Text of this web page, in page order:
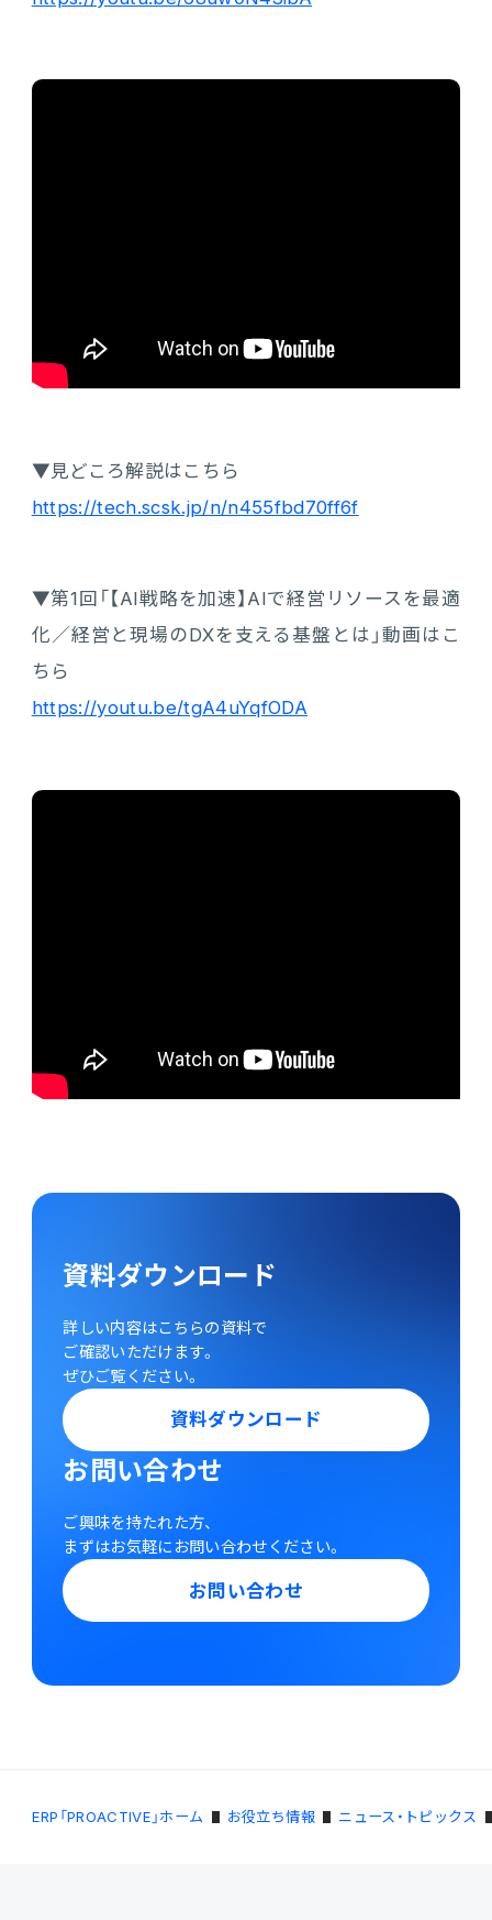
▼見どころ解説はこちら
https://tech.scsk.jp/n/n455fbd70ff6f
▼第1回「【AI戦略を加速】AIで経営リソースを最適
化／経営と現場のDXを支える基盤とは」動画はこ
ちら
https://youtu.be/tgA4uYqfODA
資料ダウンロード
詳しい内容はこちらの資料で
ご確認いただけます。
ぜひご覧ください。
資料ダウンロード
お問い合わせ
ご興味を持たれた方、
まずはお気軽にお問い合わせください。
お問い合わせ
ERP「PROACTIVE」ホーム お役立ち情報 ニュース・トピックス